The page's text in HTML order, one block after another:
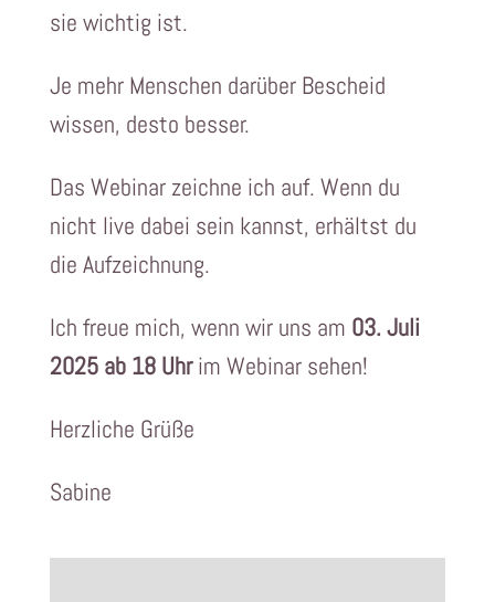
sie wichtig ist.
Je mehr Menschen darüber Bescheid
wissen, desto besser.
Das Webinar zeichne ich auf. Wenn du
nicht live dabei sein kannst, erhältst du
die Aufzeichnung.
Ich freue mich, wenn wir uns am 03. Juli
2025 ab 18 Uhrim Webinar sehen!
Herzliche Grüße
Sabine